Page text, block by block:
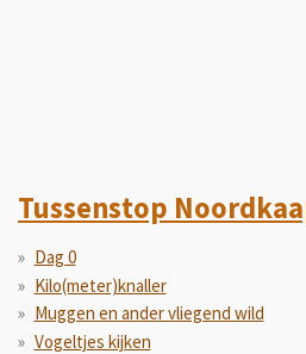
Tussenstop
Dag 0
Kilo(meter)knaller
Muggen en ander vliegend wild
Vogeltjes kijken